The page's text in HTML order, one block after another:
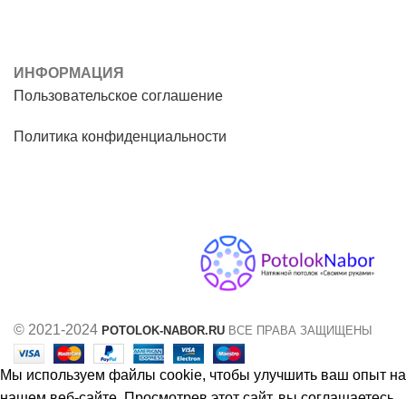
ИНФОРМАЦИЯ
Пользовательское соглашение
Политика конфиденциальности
© 2021-2024 POTOLOK-NABOR.RU ВСЕ ПРАВА ЗАЩИЩЕНЫ
Мы используем файлы cookie, чтобы улучшить ваш опыт на